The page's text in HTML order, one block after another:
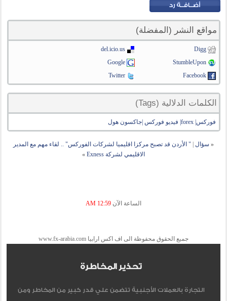
مواقع النشر (المفضلة)
Digg
del.icio.us
StumbleUpon
Google
Facebook
Twitter
الكلمات الدلالية (Tags)
فوركس| forex| فيديو فوركس |جاكسون هول
« سؤال
" الأردن قد تصبح مركزا اقليميا لشركات الفوركس" .. لقاء مهم مع المدير
الاقليمي لشركة Exness
»
الساعة الآن 12:59 AM
جميع الحقوق محفوظة الى اف اكس ارابيا www.fx-arabia.com
تحذير المخاطرة
التجارة بالعملات الأجنبية تتضمن علي قدر كبير من المخاطر ومن